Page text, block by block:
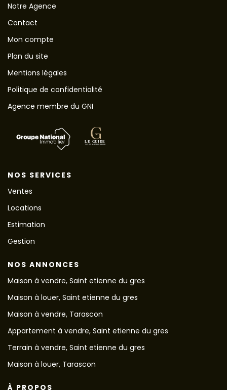
Notre Agence
Contact
Mon compte
Plan du site
Mentions légales
Politique de confidentialité
Agence membre du GNI
NOS SERVICES
Ventes
Locations
Estimation
Gestion
NOS ANNONCES
Maison à vendre, Saint etienne du gres
Maison à louer, Saint etienne du gres
Maison à vendre, Tarascon
Appartement à vendre, Saint etienne du gres
Terrain à vendre, Saint etienne du gres
Maison à louer, Tarascon
À PROPOS